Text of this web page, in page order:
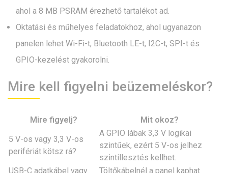
ahol a 8 MB PSRAM érezhető tartalékot ad.
Oktatási és műhelyes feladatokhoz, ahol ugyanazon
panelen lehet Wi-Fi-t, Bluetooth LE-t, I2C-t, SPI-t és
GPIO-kezelést gyakorolni.
Mire kell figyelni beüzemeléskor?
Mire figyelj?
Mit okoz?
5 V-os vagy 3,3 V-os
perifériát kötsz rá?
A GPIO lábak 3,3 V logikai
szintűek, ezért 5 V-os jelhez
szintillesztés kellhet.
USB-C adatkábel vagy
Töltőkábelnél a panel kaphat